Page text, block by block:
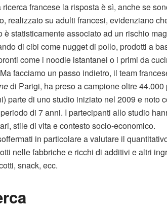
francese la risposta è sì, anche se
realizzato su adulti francesi, evidenziano
statisticamente associato ad un rischio
di cibi come nugget di pollo, prodotti a
come i noodle istantanei o i primi da
facciamo un passo indietro, il team
di Parigi, ha preso a campione oltre 44.000
parte di uno studio iniziato nel 2009 e noto
di 7 anni. I partecipanti allo studio
stile di vita e contesto socio-economico.
in particolare a valutare il
nelle fabbriche e ricchi di additivi e altri
snack, ecc.